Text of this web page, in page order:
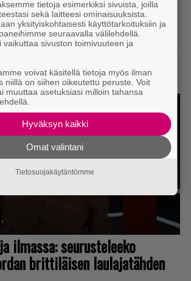
tietoja esimerkiksi sivuista, joilla
sekä laitteesi ominaisuuksista.
yksityiskohtaisesti käyttötarkoituksiin ja
seuraavalla välilehdellä.
vaikuttaa sivuston toimivuuteen ja
voivat käsitellä tietoja myös ilman
niillä on siihen oikeutettu peruste. Voit
muuttaa asetuksiasi milloin tahansa
Hyväksyn kaikki
Omat valintani
Tietosuojakäytäntömme